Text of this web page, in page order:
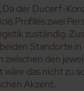
der Ducerf-
Profilés zwei
zuständig.
Standorte
zwischen den
das nicht zu
Akzent.